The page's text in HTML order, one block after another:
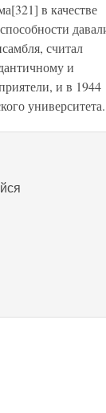
в качестве
считал
и
и в 1944
университета.